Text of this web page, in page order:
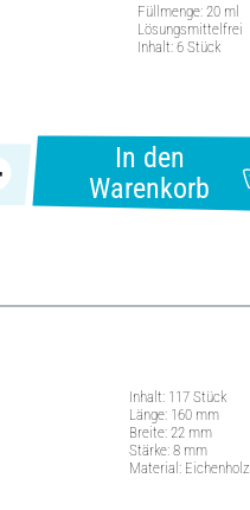
Füllmenge: 20 ml
Lösungsmittelfrei
Inhalt: 6 Stück
In den
Warenkorb
Inhalt: 117 Stück
Länge: 160 mm
Breite: 22 mm
Stärke: 8 mm
Material: Eichenholz